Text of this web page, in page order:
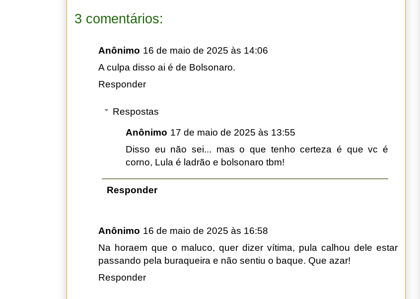
3 comentários:
Anônimo 16 de maio de 2025 às 14:06
A culpa disso ai é de Bolsonaro.
Responder
Respostas
Anônimo 17 de maio de 2025 às 13:55
Disso eu não sei... mas o que tenho certeza é que vc é
corno, Lula é ladrão e bolsonaro tbm!
Responder
Anônimo 16 de maio de 2025 às 16:58
Na horaem que o maluco, quer dizer vítima, pula calhou dele estar
passando pela buraqueira e não sentiu o baque. Que azar!
Responder